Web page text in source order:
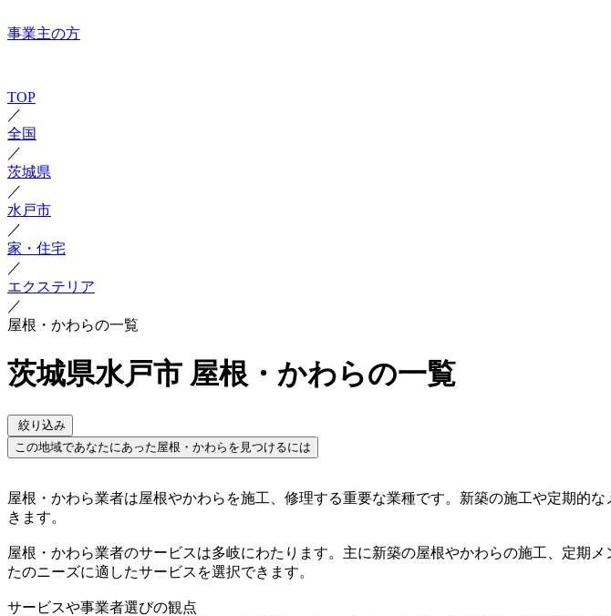
事業主の方
TOP
／
全国
／
茨城県
／
水戸市
／
家・住宅
／
エクステリア
／
屋根・かわらの一覧
茨城県水戸市 屋根・かわらの一覧
絞り込み
この地域であなたにあった屋根・かわらを見つけるには
屋根・かわら業者は屋根やかわらを施工、修理する重要な業種です。新築の施工や定期的
きます。
屋根・かわら業者のサービスは多岐にわたります。主に新築の屋根やかわらの施工、定期
たのニーズに適したサービスを選択できます。
サービスや事業者選びの観点